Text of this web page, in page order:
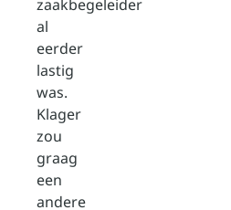
zaakbegeleider
al
eerder
lastig
was.
Klager
zou
graag
een
andere